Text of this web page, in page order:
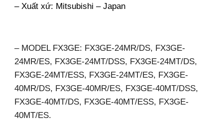
– Xuất xứ: Mitsubishi – Japan
– MODEL FX3GE: FX3GE-24MR/DS, FX3GE-
24MR/ES, FX3GE-24MT/DSS, FX3GE-24MT/DS,
FX3GE-24MT/ESS, FX3GE-24MT/ES, FX3GE-
40MR/DS, FX3GE-40MR/ES, FX3GE-40MT/DSS,
FX3GE-40MT/DS, FX3GE-40MT/ESS, FX3GE-
40MT/ES.